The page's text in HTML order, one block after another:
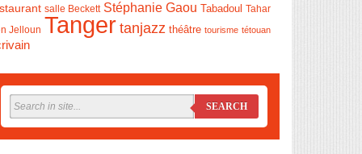
salle Beckett Stéphanie Gaou Tabadoul Tahar
Jelloun Tanger tanjazz théâtre tourisme tétouan
SEARCH